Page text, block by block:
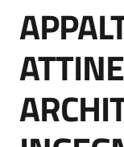
strumenti
di
Supporto
Salta al contenuto